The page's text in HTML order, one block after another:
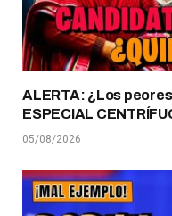
ALERTA: ¿Los
ESPECIAL
05/08/2026